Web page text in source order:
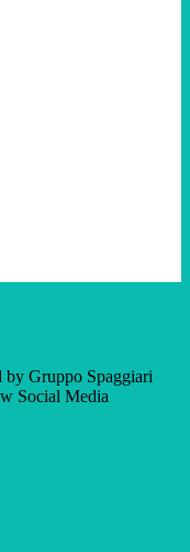
by Gruppo Spaggiari
Social Media